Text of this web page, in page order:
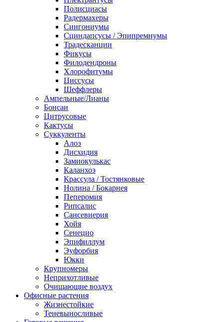
Полисциасы
Радермахеры
Сингониумы
Сциндапсусы / Эпипремнумы
Традесканции
Фикусы
Филодендроны
Хлорофитумы
Циссусы
Шеффлеры
Ампельные/Лианы
Бонсаи
Цитрусовые
Кактусы
Суккуленты
Алоэ
Дисхидия
Замиокулькас
Каланхоэ
Крассула / Тостянковые
Нолина / Бокарнея
Пеперомия
Рипсалис
Сансевиерия
Хойя
Сенецио
Эпифиллум
Эуфорбия
Юкки
Крупномеры
Неприхотливые
Очищающие воздух
Офисные растения
Жизнестойкие
Теневыносливые